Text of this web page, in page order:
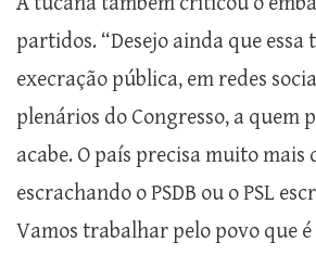
partidos. “Desejo ainda que essa
execração pública, em redes
plenários do Congresso, a quem
acabe. O país precisa muito mais
escrachando o PSDB ou o PSL
Vamos trabalhar pelo povo que